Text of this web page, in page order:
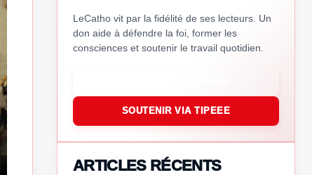
LeCatho vit par la fidélité de ses lecteurs. Un
don aide à défendre la foi, former les
consciences et soutenir le travail quotidien.
SOUTENIR VIA TIPEEE
ARTICLES RÉCENTS